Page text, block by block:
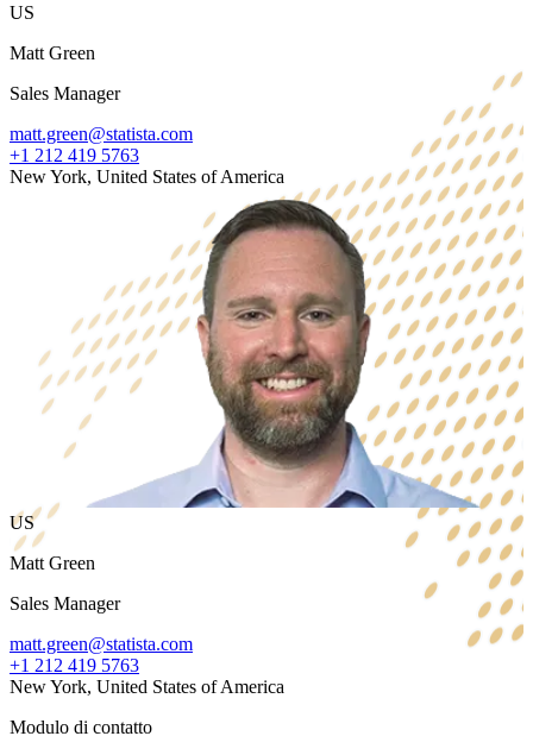
US
Matt Green
Sales Manager
matt.green@statista.com
+1 212 419 5763
New York, United States of America
US
Matt Green
Sales Manager
matt.green@statista.com
+1 212 419 5763
New York, United States of America
Modulo di contatto